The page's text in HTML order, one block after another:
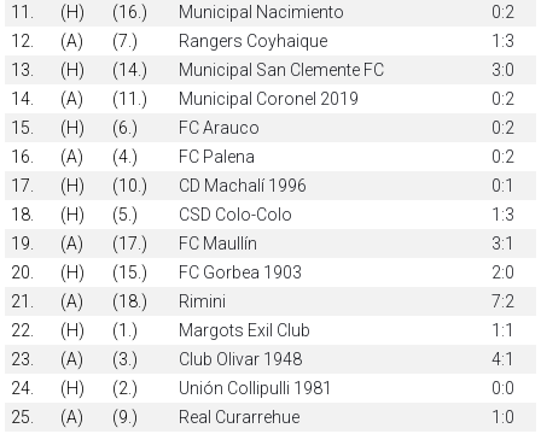
11.
(H) (16.) Municipal Nacimiento
0:2
12.
(A) (7.) Rangers Coyhaique
1:3
13.
(H) (14.) Municipal San Clemente FC
3:0
14.
(A) (11.) Municipal Coronel 2019
0:2
15.
(H) (6.) FC Arauco
0:2
16.
(A) (4.) FC Palena
0:2
17.
(H) (10.) CD Machalí 1996
0:1
18.
(H) (5.) CSD Colo-Colo
1:3
19.
(A) (17.) FC Maullín
3:1
20.
(H) (15.) FC Gorbea 1903
2:0
21.
(A) (18.) Rimini
7:2
22.
(H) (1.) Margots Exil Club
1:1
23.
(A) (3.) Club Olivar 1948
4:1
24.
(H) (2.) Unión Collipulli 1981
0:0
25.
(A) (9.) Real Curarrehue
1:0